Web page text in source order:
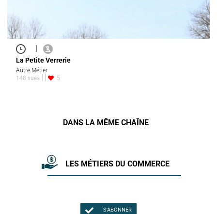
|
La Petite Verrerie
Autre Métier
148 vues
5
DANS LA MÊME CHAÎNE
LES MÉTIERS DU COMMERCE
S'ABONNER